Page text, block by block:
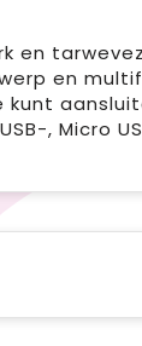
en
en
, Micro